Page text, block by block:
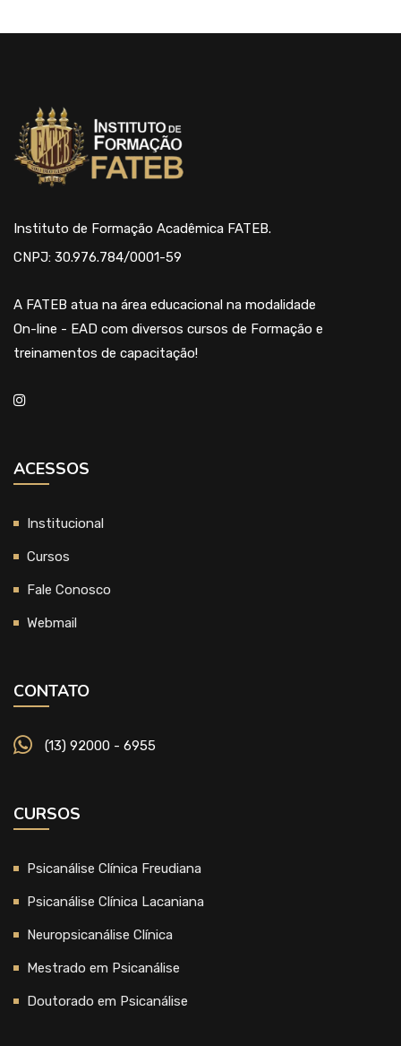
Instituto de Formação Acadêmica FATEB.
CNPJ: 30.976.784/0001-59
A FATEB atua na área educacional na modalidade
On-line - EAD com diversos cursos de Formação e
treinamentos de capacitação!
ACESSOS
Institucional
Cursos
Fale Conosco
Webmail
CONTATO
(13) 92000 - 6955
CURSOS
Psicanálise Clínica Freudiana
Psicanálise Clínica Lacaniana
Neuropsicanálise Clínica
Mestrado em Psicanálise
Doutorado em Psicanálise